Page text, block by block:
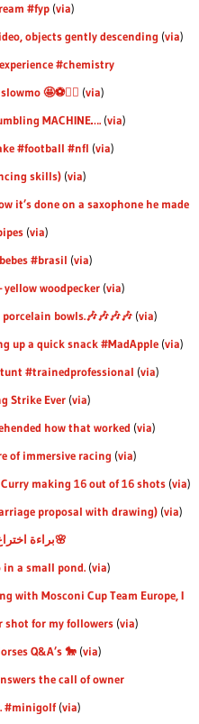
#fyp (via)
objects gently descending (via)
#chemistry
🤩⚽️🤸‍♀️ (via)
MACHINE…. (via)
#football #nfl (via)
skills) (via)
it’s done on a saxophone he made
(via)
#brasil (via)
woodpecker (via)
bowls.🎶🎶🎶🎶 (via)
up a quick snack #MadApple (via)
#trainedprofessional (via)
Strike Ever (via)
how that worked (via)
of immersive racing (via)
making 16 out of 16 shots (via)
proposal with drawing) (via)
براءة اختراع 🙄 زمرده🌸
in a small pond. (via)
with Mosconi Cup Team Europe, I
shot for my followers (via)
Q&A’s 🐎 (via)
the call of owner
#minigolf(via)